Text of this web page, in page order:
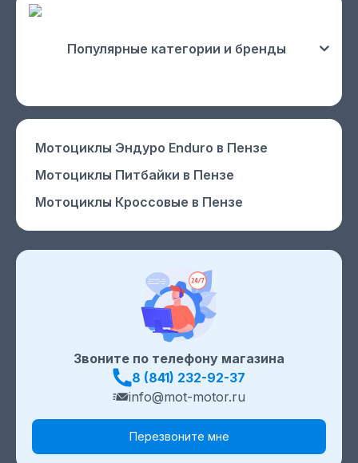
Звоните по телефону магазина
8 (841) 232-92-37
info@mot-motor.ru
Перезвоните мне
Популярные категории и бренды
Мотоциклы Эндуро Enduro в Пензе
Мотоциклы Питбайки в Пензе
Мотоциклы Кроссовые в Пензе